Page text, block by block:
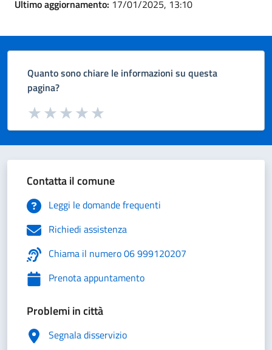
Ultimo aggiornamento: 17/01/2025, 13:10
Quanto sono chiare le informazioni su questa
pagina?
Valuta da 1 a 5 stelle la pagina
Valuta 5 stelle su 5
Valuta 4 stelle su 5
Valuta 3 stelle su 5
Valuta 2 stelle su 5
Valuta 1 stelle su 5
Contatta il comune
Leggi le domande frequenti
Richiedi assistenza
Chiama il numero 06 999120207
Prenota appuntamento
Problemi in città
Segnala disservizio